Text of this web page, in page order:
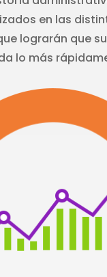
en las
lograrán que
lo más